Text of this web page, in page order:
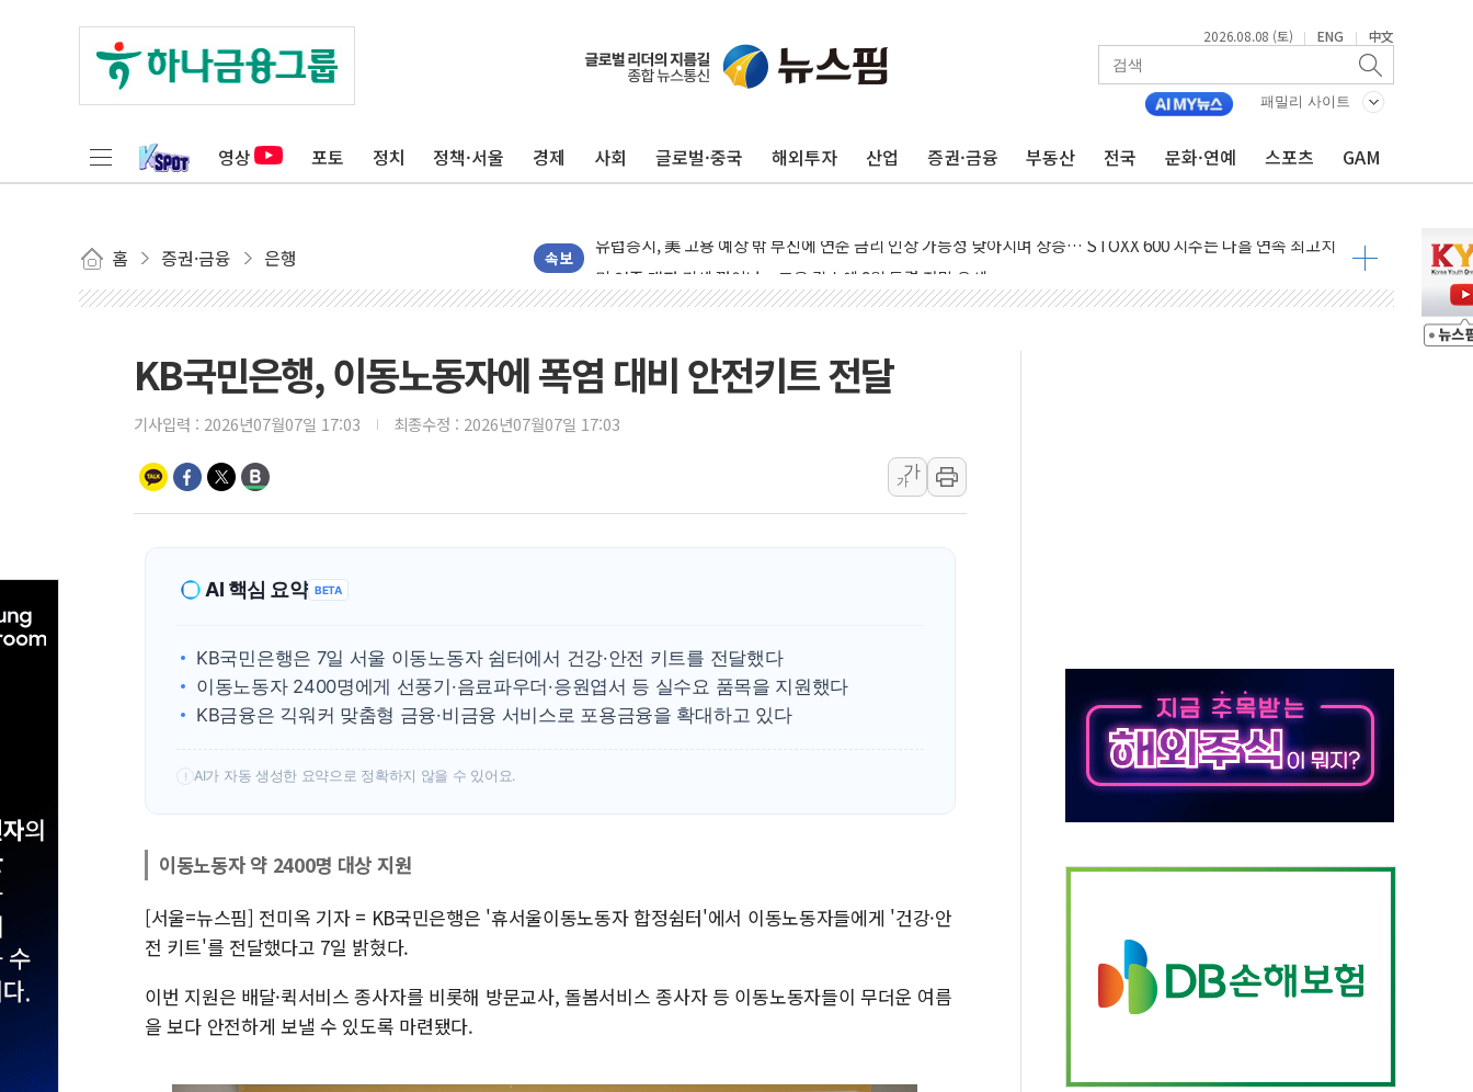
2026.08.08 (토) | ENG | 中文
패밀리 사이트
영상 포토 정치 정책·서울 경제 사회 글로벌·중국 해외투자 산업 증권·금융 부동산 전국 문화·연예 스포츠 GAM
홈 증권·금융 은행 속보
민주, 오늘 제주·인천 경선 결과 발표...'김민석 재역전 vs 정청래 격차 확대'
뉴욕증시, 고용 쇼크에 금리 인상 우려 후퇴…S&P500 최고치
트럼프, 쿡 연준 이사 해임 재추진…"26일까지 의혹 소명" 요구
미 연준 매파 기세 꺾이나…고용 감소에 9월 동결 전망 우세
[종합] 이슬람 수니파 3국, '공동방위협정' 체결… 이스라엘·이란 위협에 맞설 자체 억지력 강화
美 항소법원, 백악관 무도회장 공사 중단 명령…트럼프 제동
이란 핵심 원유 수출항 '하르그섬', 최근 1주일 이상 '올스톱'… 美 해상봉쇄 영향
美 고용 쇼크에 엔화 장중 급등…시장은 "또 개입했나" 촉각
[AI MY 뉴스] 뉴욕 반도체주 프리뷰...美 고용 쇼크에 반도체주 '활짝'
뉴욕증시 프리뷰, 美 고용 쇼크에 금리 인상 우려 후퇴…나스닥 선물 1%대 상승
[종합] 美 7월 고용 2만3000명 감소 '쇼크'…9월 금리 인상 기대 후퇴
[사진] 이슬람 수니파 3개국, 공동방위협정 체결
트럼프 "금리 내려야"…파월 때와 달리 워시엔 톤 낮춰
특정 정치인 측근 포항시 정책특보 내정설...포항시 '시끌'
李 "해남 태양광, 대한민국 다음 100년 밑거름…수도권 집중 완화 전환점"
KB국민은행, 이동노동자에 폭염 대비 안전키트 전달
기사입력 : 2026년07월07일 17:03 최종수정 : 2026년07월07일 17:03
가
가
AI 핵심 요약 BETA
KB국민은행은 7일 서울 이동노동자 쉼터에서 건강·안전 키트를 전달했다
이동노동자 2400명에게 선풍기·음료파우더·응원엽서 등 실수요 품목을 지원했다
KB금융은 긱워커 맞춤형 금융·비금융 서비스로 포용금융을 확대하고 있다
! AI가 자동 생성한 요약으로 정확하지 않을 수 있어요.
이동노동자 약 2400명 대상 지원
[서울=뉴스핌] 전미옥 기자 = KB국민은행은 '휴서울이동노동자 합정쉼터'에서 이동노동자들에게 '건강·안
전 키트'를 전달했다고 7일 밝혔다.
이번 지원은 배달·퀵서비스 종사자를 비롯해 방문교사, 돌봄서비스 종사자 등 이동노동자들이 무더운 여름
을 보다 안전하게 보낼 수 있도록 마련됐다.